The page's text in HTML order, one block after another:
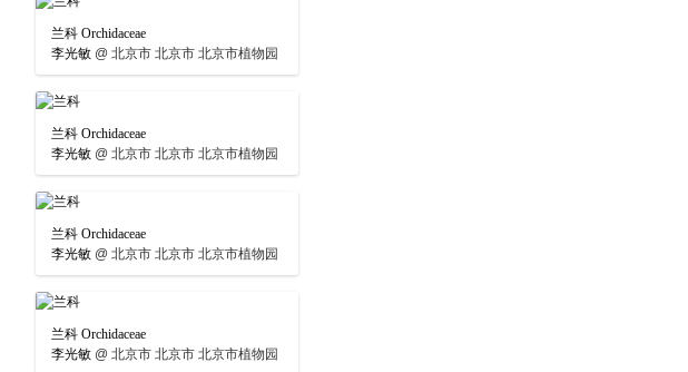
兰科 Orchidaceae
李光敏 @ 北京市 北京市 北京市植物园
兰科 Orchidaceae
李光敏 @ 北京市 北京市 北京市植物园
兰科 Orchidaceae
李光敏 @ 北京市 北京市 北京市植物园
兰科 Orchidaceae
李光敏 @ 北京市 北京市 北京市植物园